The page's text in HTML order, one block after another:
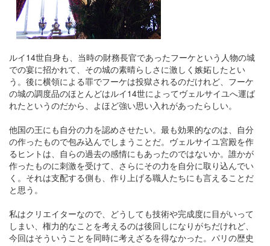
ルイ14世自身も、当時の財務長官であったフーケという人物の城
での宴に招かれて、その城の素晴らしさに激しく嫉妬したとい
う。後に横領による罪でフーケは投獄されるのだけれど、フーケ
の城の調度品のほとんどはルイ14世によってヴェルサイユへ運ば
れたというのだから、よほど強い思い入れがあったらしい。
他国の王にも自分の力を認めさせたい。最も効果的なのは、自分
の作ったもので包み込んでしまうことだ。ヴェルサイユ宮殿を作
るヒントは、自らの過去の感情にもあったのではないか。誰かが
作ったものに刺激を受けて、さらにその力を自分に取り込んでい
く。それは支配する側も、作り上げる職人たちにも言えることだ
と思う。
私はクリエイターなので、どうしても技術や完成度に目がいって
しまい、権力的なことを考えるのは後回しになりがちだけれど、
今回はそういうことを同時に考えざるを得なかった。パリの歴史